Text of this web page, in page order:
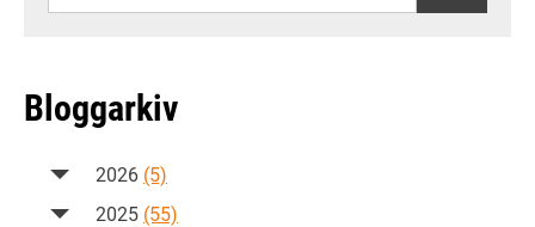
Bloggarkiv
2026 (5)
2025 (55)